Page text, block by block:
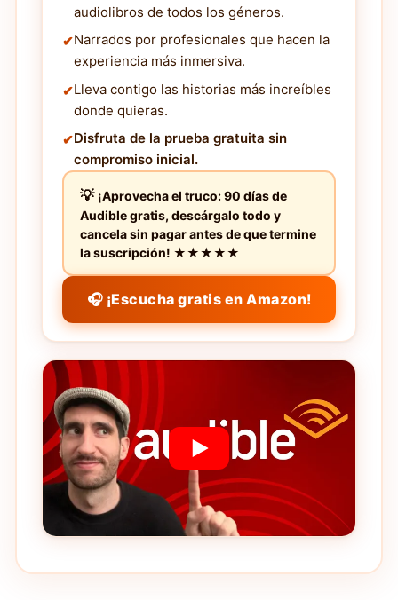
audiolibros de todos los géneros.
Narrados por profesionales que hacen la
experiencia más inmersiva.
Lleva contigo las historias más increíbles
donde quieras.
Disfruta de la prueba gratuita sin
compromiso inicial.
¡Aprovecha el truco: 90 días de
Audible gratis, descárgalo todo y
cancela sin pagar antes de que termine
la suscripción! ★★★★★
🎧 ¡Escucha gratis en Amazon!